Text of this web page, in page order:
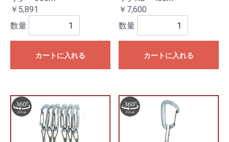
￥5,891
数量
カートに入れる
￥7,600
数量
カートに入れる